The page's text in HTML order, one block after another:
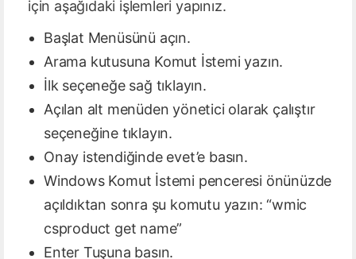
için aşağıdaki işlemleri yapınız.
Başlat Menüsünü açın.
Arama kutusuna Komut İstemi yazın.
İlk seçeneğe sağ tıklayın.
Açılan alt menüden yönetici olarak çalıştır
seçeneğine tıklayın.
Onay istendiğinde evet’e basın.
Windows Komut İstemi penceresi önünüzde
açıldıktan sonra şu komutu yazın: “wmic
csproduct get name”
Enter Tuşuna basın.